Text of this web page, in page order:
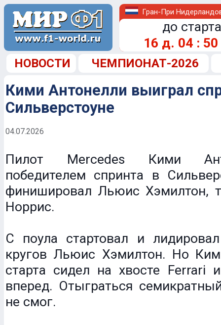
Гран-При
до
16 д. 04 : 50
НОВОСТИ ЧЕМПИОНАТ-2026
Кими Антонелли выиграл
Сильверстоуне
04.07.2026
Пилот Mercedes Кими
победителем спринта в
финишировал Льюис Хэмилтон,
Норрис.
С поула стартовал и
кругов Льюис Хэмилтон. Но
старта сидел на хвосте Ferrari
вперед. Отыграться
не смог.